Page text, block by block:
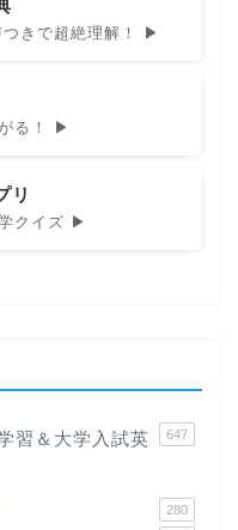
きで超絶理解！ ▶
る！ ▶
リ
クイズ ▶
習＆大学入試英
647
280